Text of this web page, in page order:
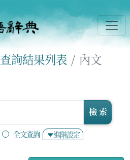
查詢結果列表 內文
全文查詢 進階設定
檢 索